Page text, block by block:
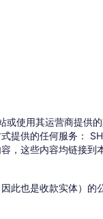
或使用其运营商提供
提供的任何服务：
，这些内容均链接到
此也是收款实体）